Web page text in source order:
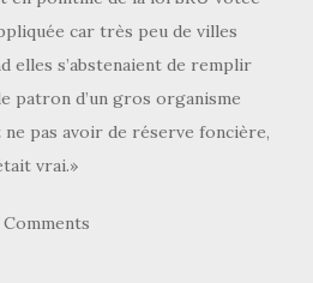
car très peu de villes
elles s’abstenaient de remplir
patron d’un gros organisme
ne pas avoir de réserve foncière,
vrai.»